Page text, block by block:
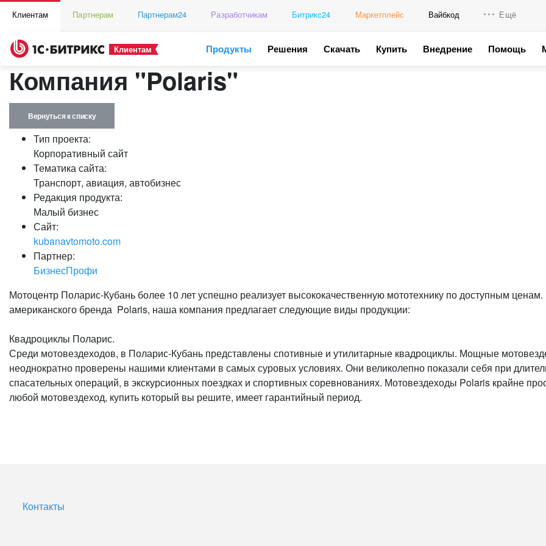
Клиентам Партнерам Партнерам24 Разработчикам Битрикс24 Маркетплейс Вайбкод Ещё
Клиентам Продукты Решения Скачать Купить Внедрение Помощь
Компания "Polaris"
Вернуться к списку
Тип проекта:
Корпоративный сайт
Тематика сайта:
Транспорт, авиация, автобизнес
Редакция продукта:
Малый бизнес
Сайт:
kubanavtomoto.com
Партнер:
БизнесПрофи
Мотоцентр Поларис-Кубань более 10 лет успешно реализует высококачественную мототехнику по доступным
американского бренда Polaris, наша компания предлагает следующие виды продукции:
Квадроциклы Поларис.
Среди мотовездеходов, в Поларис-Кубань представлены спотивные и утилитарные квадроциклы. Мощные
неоднократно проверены нашими клиентами в самых суровых условиях. Они великолепно показали себя при
спасательных операций, в экскурсионных поездках и спортивных соревнованиях. Мотовездеходы Polaris крайне
любой мотовездеход, купить который вы решите, имеет гарантийный период.
Контакты